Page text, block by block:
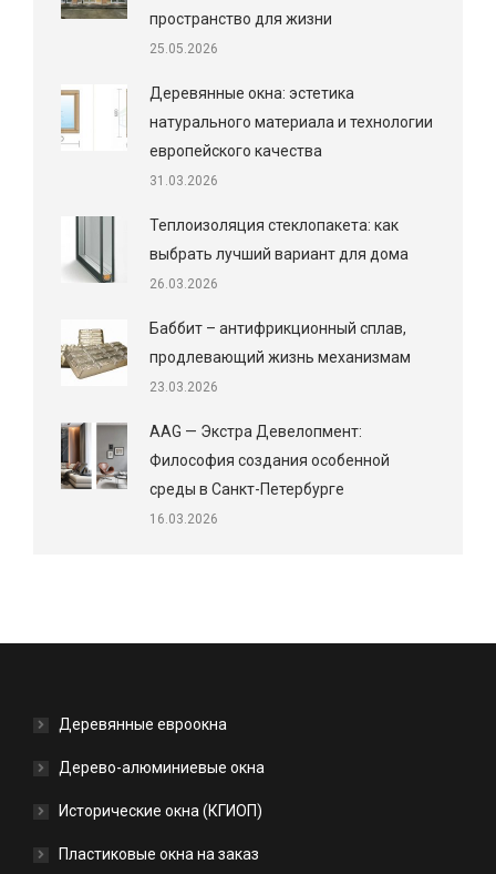
пространство для жизни
25.05.2026
Деревянные окна: эстетика
натурального материала и технологии
европейского качества
31.03.2026
Теплоизоляция стеклопакета: как
выбрать лучший вариант для дома
26.03.2026
Баббит – антифрикционный сплав,
продлевающий жизнь механизмам
23.03.2026
AAG — Экстра Девелопмент:
Философия создания особенной
среды в Санкт-Петербурге
16.03.2026
Деревянные евроокна
Дерево-алюминиевые окна
Исторические окна (КГИОП)
Пластиковые окна на заказ